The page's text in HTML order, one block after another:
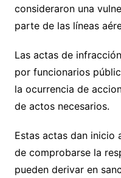
consideraron una
parte de las líneas
Las actas de
por funcionarios
la ocurrencia de
de actos necesarios.
Estas actas dan inicio
de comprobarse la
pueden derivar en